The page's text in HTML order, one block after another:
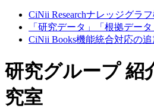
CiNii Researchナレッジグラ
「研究データ」「根拠デー
CiNii Books機能統合対応の
研究グループ 紹
究室